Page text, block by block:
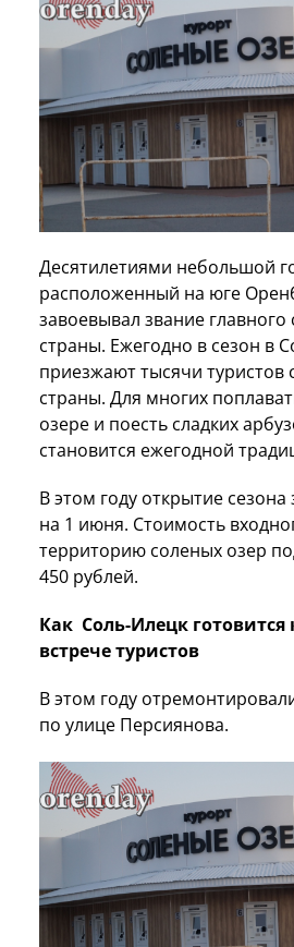
Десятилетиями небольшой
расположенный на юге
завоевывал звание главного
страны. Ежегодно в сезон в
приезжают тысячи туристов
страны. Для многих
озере и поесть сладких
становится ежегодной
В этом году открытие
на 1 июня. Стоимость
территорию соленых озер
450 рублей.
Как Соль-Илецк готовится
встрече туристов
В этом году
по улице Персиянова.